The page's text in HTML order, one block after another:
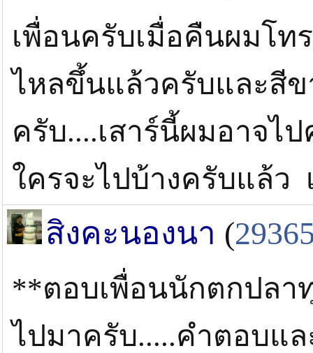
เพื่อนครับเมื่อคืนผมโท
ไหลขึ้นแล้วครับและสีข
ครับ....เสาร์นี้ผมอาจ
ใครจะไปบ้างครับแล้ว
สิงคะนองนา (
**ตอบเพื่อนนักตกปลา
ไปมาครับ.....คำตอบแ